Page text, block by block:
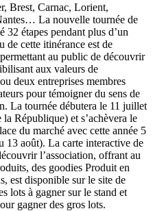
Brest, Carnac, Lorient,
La nouvelle tournée de
32 étapes pendant plus d’un
de cette itinérance est de
au public de découvrir
aux valeurs de
deux entreprises membres
pour témoigner du sens de
La tournée débutera le 11 juillet
République) et s’achèvera le
du marché avec cette année 5
13 août). La carte interactive de
l’association, offrant au
des goodies Produit en
est disponible sur le site de
lots à gagner sur le stand et
gagner des gros lots.